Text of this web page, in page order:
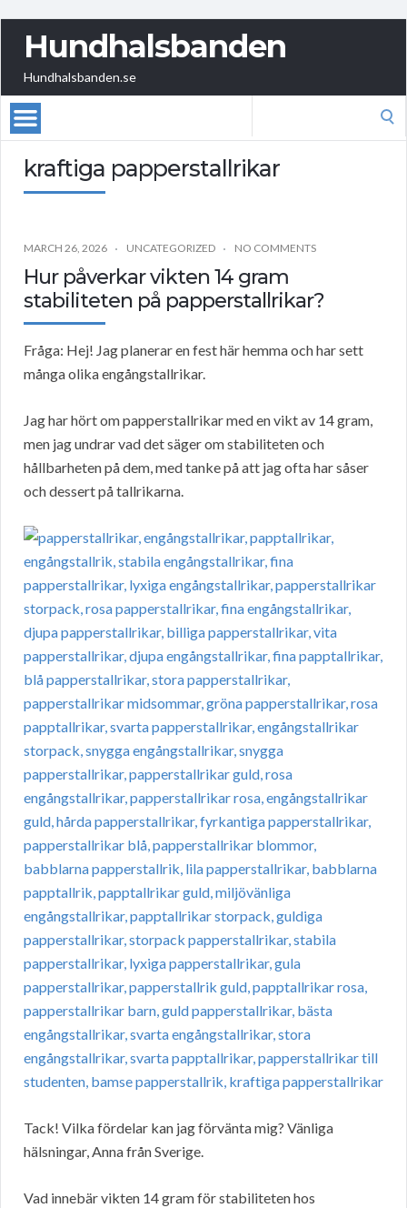
Hundhalsbanden
Hundhalsbanden.se
kraftiga papperstallrikar
MARCH 26, 2026 UNCATEGORIZED NO COMMENTS
Hur påverkar vikten 14 gram
stabiliteten på papperstallrikar?
Fråga: Hej! Jag planerar en fest här hemma och har sett
många olika engångstallrikar.
Jag har hört om papperstallrikar med en vikt av 14 gram,
men jag undrar vad det säger om stabiliteten och
hållbarheten på dem, med tanke på att jag ofta har såser
och dessert på tallrikarna.
Tack! Vilka fördelar kan jag förvänta mig? Vänliga
hälsningar, Anna från Sverige.
Vad innebär vikten 14 gram för stabiliteten hos